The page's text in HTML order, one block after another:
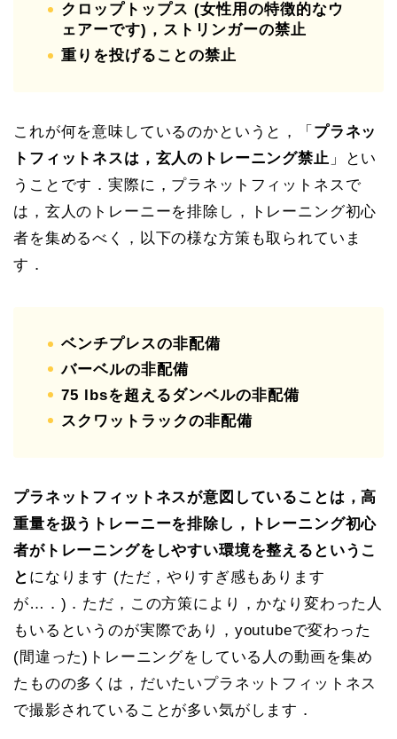
クロップトップス (女性用の特徴的なウ
ェアーです)，ストリンガーの禁止
重りを投げることの禁止
これが何を意味しているのかというと，「 プラネッ
トフィットネスは，玄人のトレーニング禁止 」とい
うことです．実際に，プラネットフィットネスで
は，玄人のトレーニーを排除し，トレーニング初心
者を集めるべく，以下の様な方策も取られていま
す．
ベンチプレスの非配備
バーベルの非配備
75 lbsを超えるダンベルの非配備
スクワットラックの非配備
プラネットフィットネスが意図していることは，高
重量を扱うトレーニーを排除し，トレーニング初心
者がトレーニングをしやすい環境を整えるというこ
と になります (ただ，やりすぎ感もあります
が…．)．ただ，この方策により，かなり変わった人
もいるというのが実際であり，youtubeで変わった
(間違った)トレーニングをしている人の動画を集め
たものの多くは，だいたいプラネットフィットネス
で撮影されていることが多い気がします．